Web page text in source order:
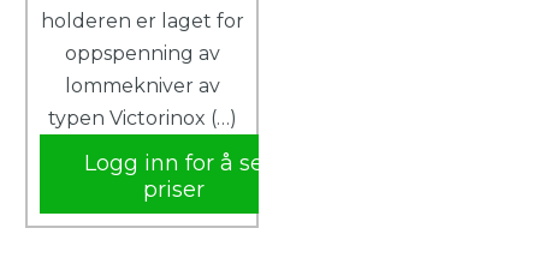
holderen er laget for
oppspenning av
lommekniver av
typen Victorinox (…)
Logg inn for å se
priser